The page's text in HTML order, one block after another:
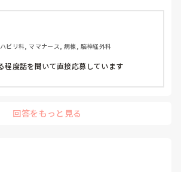
ビリ科, ママナース, 病棟, 脳神経外科
程度話を聞いて直接応募しています
回答をもっと見る